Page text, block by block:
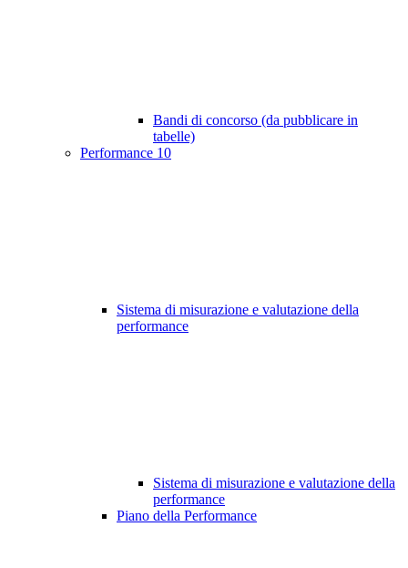
Bandi di concorso (da pubblicare in
tabelle)
Performance 10
Sistema di misurazione e valutazione della
performance
Sistema di misurazione e valutazione della
performance
Piano della Performance